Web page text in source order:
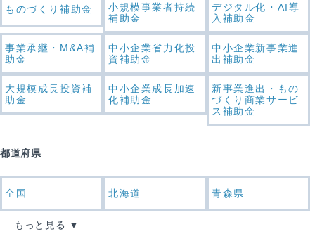
ものづくり補助金
小規模事業者持続
補助金
デジタル化・AI導
入補助金
事業承継・M&A補
助金
中小企業省力化投
資補助金
中小企業新事業進
出補助金
大規模成長投資補
助金
中小企業成長加速
化補助金
新事業進出・もの
づくり商業サービ
ス補助金
都道府県
全国 北海道 青森県
もっと見る